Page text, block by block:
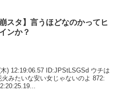
崩スタ】言うほどなのかってヒ
ンか？
) 12:19:06.57 ID:JPStLSGSd ウチは
みたいな安い女じゃないのよ 872: